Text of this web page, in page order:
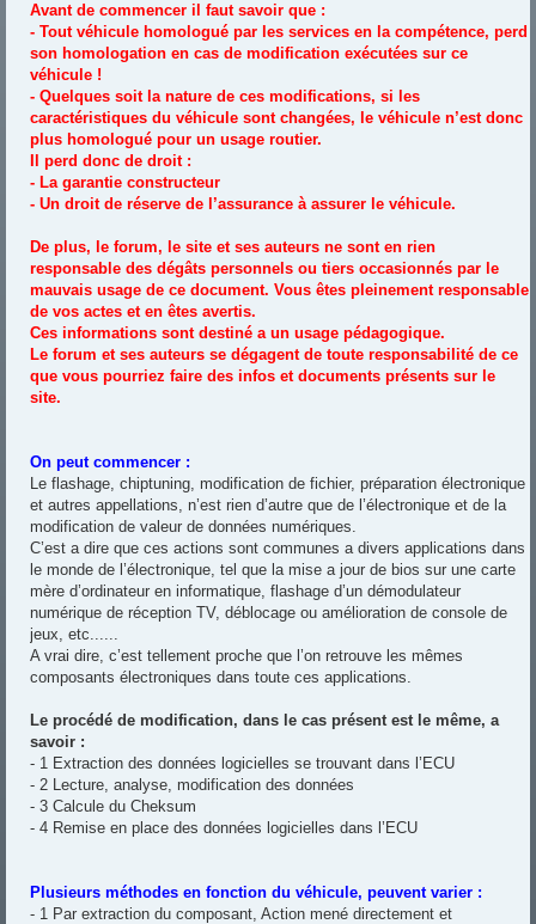
Avant de commencer il faut savoir que :
- Tout véhicule homologué par les services en la compétence, perd
son homologation en cas de modification exécutées sur ce
véhicule !
- Quelques soit la nature de ces modifications, si les
caractéristiques du véhicule sont changées, le véhicule n’est donc
plus homologué pour un usage routier.
Il perd donc de droit :
- La garantie constructeur
- Un droit de réserve de l’assurance à assurer le véhicule.
De plus, le forum, le site et ses auteurs ne sont en rien
responsable des dégâts personnels ou tiers occasionnés par le
mauvais usage de ce document. Vous êtes pleinement responsable
de vos actes et en êtes avertis.
Ces informations sont destiné a un usage pédagogique.
Le forum et ses auteurs se dégagent de toute responsabilité de ce
que vous pourriez faire des infos et documents présents sur le
site.
On peut commencer :
Le flashage, chiptuning, modification de fichier, préparation électronique
et autres appellations, n’est rien d’autre que de l’électronique et de la
modification de valeur de données numériques.
C’est a dire que ces actions sont communes a divers applications dans
le monde de l’électronique, tel que la mise a jour de bios sur une carte
mère d’ordinateur en informatique, flashage d’un démodulateur
numérique de réception TV, déblocage ou amélioration de console de
jeux, etc......
A vrai dire, c’est tellement proche que l’on retrouve les mêmes
composants électroniques dans toute ces applications.
Le procédé de modification, dans le cas présent est le même, a
savoir :
- 1 Extraction des données logicielles se trouvant dans l’ECU
- 2 Lecture, analyse, modification des données
- 3 Calcule du Cheksum
- 4 Remise en place des données logicielles dans l’ECU
Plusieurs méthodes en fonction du véhicule, peuvent varier :
- 1 Par extraction du composant, Action mené directement et